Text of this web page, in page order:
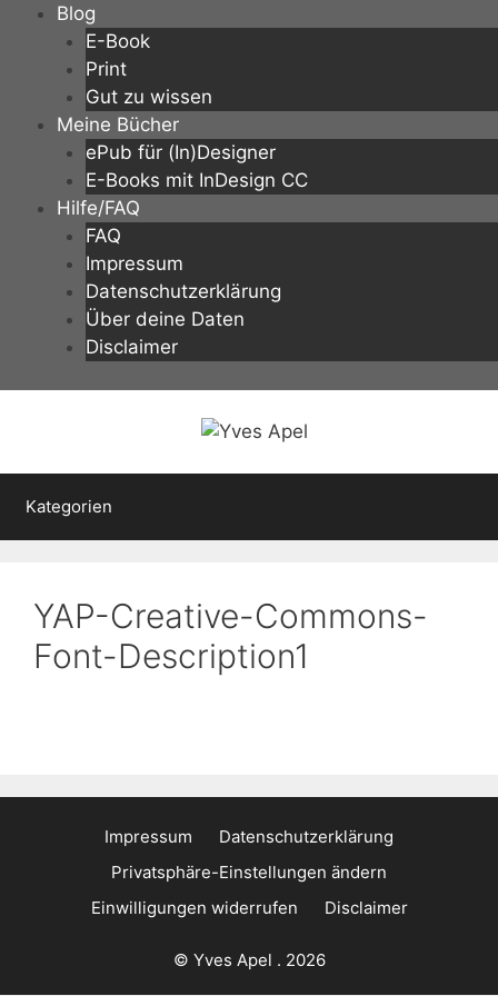
Zum
springen
Blog
E-Book
Print
Gut zu wissen
Meine Bücher
ePub für (In)Designer
E-Books mit InDesign CC
Hilfe/FAQ
FAQ
Impressum
Datenschutzerklärung
Über deine Daten
Disclaimer
Kategorien
YAP-Creative-Commons-
Font-Description1
Impressum
Datenschutzerklärung
Privatsphäre-Einstellungen ändern
Einwilligungen widerrufen
Disclaimer
© Yves Apel . 2026